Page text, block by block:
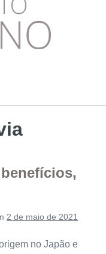
2 de maio de 2021
no Japão e